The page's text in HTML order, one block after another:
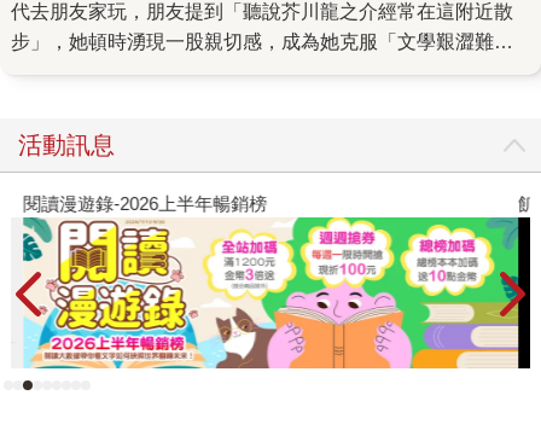
代去朋友家玩，朋友提到「聽說芥川龍之介經常在這附近散
步」，她頓時湧現一股親切感，成為她克服「文學艱澀難
文庫旅館等待的書》。海潮聲、蟲鳴鳥叫、時令美食、溫泉
——小說的舞台是名為「凧屋」的古民家旅館，除了令人嚮
往的天然環境，還打造了唯有內行人才知道的「文庫」，收
藏昭和初期以前的大量舊書——其中又以文豪的經典作品最
為齊全。更特別的是，這裡的小老闆娘丹家圓，能夠「嗅
出」與住宿旅客相同「氣味」的書。 圓的體質特殊，嗅覺異
常敏銳，尤其是一翻開書，就會被書的「氣味」嗆到引發過
敏反應，根本看不了紙本書。然而，她發現自己能運用這份
能力推薦適合客人閱讀的書。如果客人願意分享心得，她會
活動訊息
閱讀漫遊錄-2026上半年暢銷榜 飢